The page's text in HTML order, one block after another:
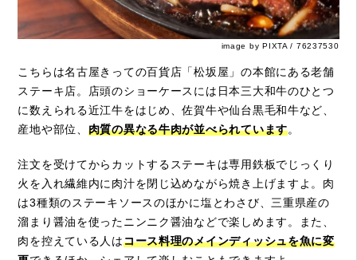
image by PIXTA / 76237530
こちらは名古屋きっての百貨店「松坂屋」の本館にある老舗
ステーキ店。店頭のショーケースには日本三大和牛のひとつ
に数えられる近江牛をはじめ、佐賀牛や仙台黒毛和牛など、
産地や部位、 肉質の異なる牛肉が並べられています。
注文を受けてからカットするステーキは専用鉄板でじっくり
火を入れ繊維内に肉汁を閉じ込めながら焼き上げますよ。肉
は3種類のステーキソースのほかに塩とわさび、三重県産の
溜まり醤油を使ったニンニク醤油などで楽しめます。また、
肉を控えている人はコース料理のメインディッシュを魚に変